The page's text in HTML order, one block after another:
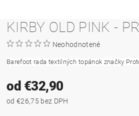
KIRBY OLD PINK -
Neohodnotené
Barefoot rada textilných topánok značky
od €32,90
od €26,75 bez DPH